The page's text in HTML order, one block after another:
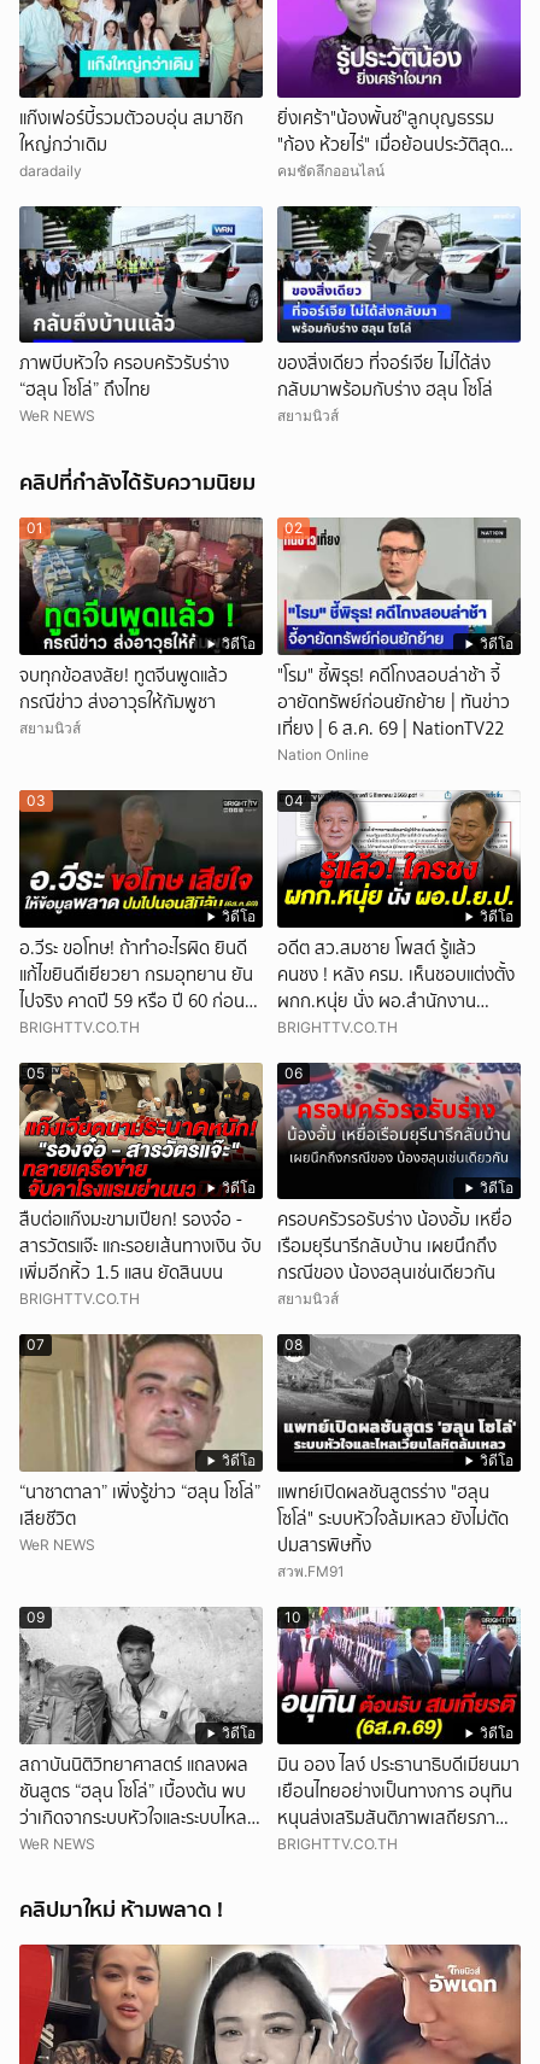
แก๊งเฟอร์บี้รวมตัวอบอุ่น สมาชิก
ใหญ่กว่าเดิม
daradaily
ยิ่งเศร้า"น้องพั้นซ์"ลูกบุญธรรม
"ก้อง ห้วยไร่" เมื่อย้อนประวัติสุดน่า
สงสาร
คมชัดลึกออนไลน์
ภาพบีบหัวใจ ครอบครัวรับร่าง
“ฮลุน โซโล่” ถึงไทย
WeR NEWS
ของสิ่งเดียว ที่จอร์เจีย ไม่ได้ส่ง
กลับมาพร้อมกับร่าง ฮลุน โซโล่
สยามนิวส์
คลิปที่กำลังได้รับความนิยม
วิดีโอ
01
จบทุกข้อสงสัย! ทูตจีนพูดแล้ว
กรณีข่าว ส่งอาวุธให้กัมพูชา
สยามนิวส์
วิดีโอ
02
"โรม" ชี้พิรุธ! คดีโกงสอบล่าช้า จี้
อายัดทรัพย์ก่อนยักย้าย | ทันข่าว
เที่ยง | 6 ส.ค. 69 | NationTV22
Nation Online
วิดีโอ
03
อ.วีระ ขอโทษ! ถ้าทำอะไรผิด ยินดี
แก้ไขยินดีเยียวยา กรมอุทยาน ยัน
ไปจริง คาดปี 59 หรือ ปี 60 ก่อน
ปิดให้พัก
BRIGHTTV.CO.TH
วิดีโอ
04
อดีต สว.สมชาย โพสต์ รู้แล้ว
คนชง ! หลัง ครม. เห็นชอบแต่งตั้ง
ผกก.หนุ่ย นั่ง ผอ.สำนักงาน
ป.ย.ป.
BRIGHTTV.CO.TH
วิดีโอ
05
สืบต่อแก๊งมะขามเปียก! รองจ๋อ -
สารวัตรแจ๊ะ แกะรอยเส้นทางเงิน จับ
เพิ่มอีกหิ้ว 1.5 แสน ยัดสินบน
BRIGHTTV.CO.TH
วิดีโอ
06
ครอบครัวรอรับร่าง น้องอั้ม เหยื่อ
เรือมยุรีนารีกลับบ้าน เผยนึกถึง
กรณีของ น้องฮลุนเช่นเดียวกัน
สยามนิวส์
วิดีโอ
07
“นาซาตาลา” เพิ่งรู้ข่าว “ฮลุน โซโล่”
เสียชีวิต
WeR NEWS
วิดีโอ
08
แพทย์เปิดผลชันสูตรร่าง "ฮลุน
โซโล่" ระบบหัวใจล้มเหลว ยังไม่ตัด
ปมสารพิษทิ้ง
สวพ.FM91
วิดีโอ
09
สถาบันนิติวิทยาศาสตร์ แถลงผล
ชันสูตร “ฮลุน โซโล่” เบื้องต้น พบ
ว่าเกิดจากระบบหัวใจและระบบไหล
เวียนโลหิตล้มเหลว
WeR NEWS
วิดีโอ
10
มิน ออง ไลง์ ประธานาธิบดีเมียนมา
เยือนไทยอย่างเป็นทางการ อนุทิน
หนุนส่งเสริมสันติภาพเสถียรภาพ
ชายแดน
BRIGHTTV.CO.TH
คลิปมาใหม่ ห้ามพลาด !